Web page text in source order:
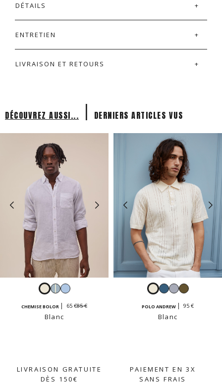
DÉTAILS
ENTRETIEN
LIVRAISON ET RETOURS
DÉCOUVREZ AUSSI... | DERNIERS ARTICLES VUS
BlancRayé
ciel
et
Bleu
CHEMISE BOLOR 65 €85 €
Blanc
BlancBleuCielKaki
POLO ANDREW 95 €
Blanc
LIVRAISON GRATUITE
DÈS 150€
PAIEMENT EN 3X
SANS FRAIS